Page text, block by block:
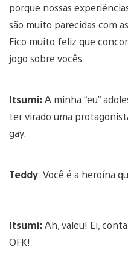
porque nossas
são muito parecidas com
Fico muito feliz que
jogo sobre vocês.
Itsumi:A minha “eu”
ter virado uma
gay.
Teddy: Você é a heroína
Itsumi:Ah, valeu! Ei,
OFK!